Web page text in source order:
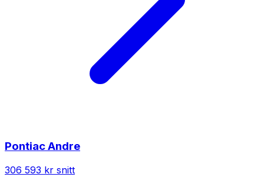
PontiacAndre
306 593 kr snitt